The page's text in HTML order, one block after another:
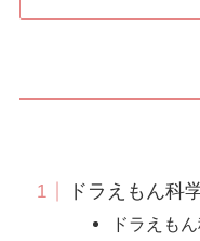
ドラえもん科
ドラえも